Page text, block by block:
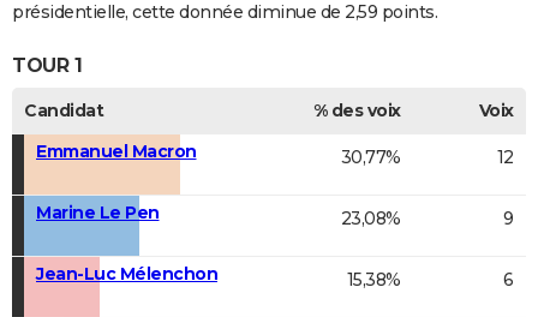
présidentielle, cette donnée diminue de 2,59 points.
TOUR 1
Candidat % des voix
Voix
Emmanuel Macron
30,77% 12
Marine Le Pen 23,08% 9
Jean-Luc Mélenchon 15,38% 6